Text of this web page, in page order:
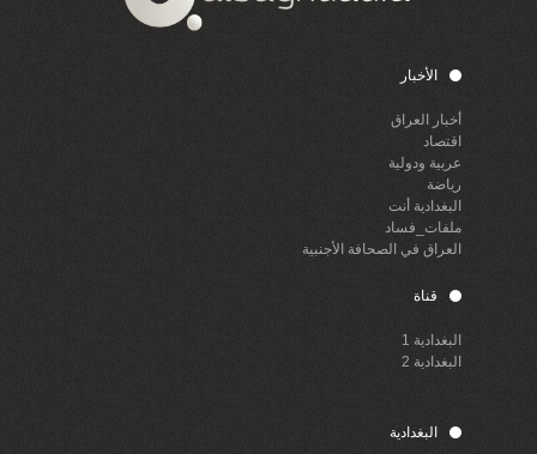
الأخبار
أخبار العراق
اقتصاد
عربية ودولية
رياضة
البغدادية أنت
ملفات_فساد
العراق في الصحافة الأجنبية
قناة
البغدادية 1
البغدادية 2
البغدادية